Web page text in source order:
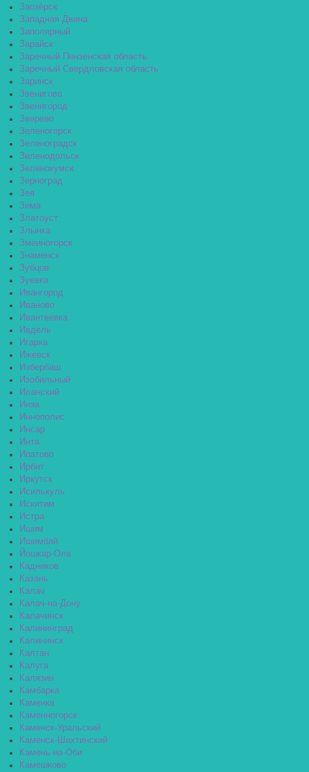
Заозёрск
Западная Двина
Заполярный
Зарайск
Заречный Пензенская область
Заречный Свердловская область
Заринск
Звенигово
Звенигород
Зверево
Зеленогорск
Зеленоградск
Зеленодольск
Зеленокумск
Зерноград
Зея
Зима
Златоуст
Злынка
Змеиногорск
Знаменск
Зубцов
Зуевка
Ивангород
Иваново
Ивантеевка
Ивдель
Игарка
Ижевск
Избербаш
Изобильный
Иланский
Инза
Иннополис
Инсар
Инта
Ипатово
Ирбит
Иркутск
Исилькуль
Искитим
Истра
Ишим
Ишимбай
Йошкар-Ола
Кадников
Казань
Калач
Калач-на-Дону
Калачинск
Калининград
Калининск
Калтан
Калуга
Калязин
Камбарка
Каменка
Каменногорск
Каменск-Уральский
Каменск-Шахтинский
Камень-на-Оби
Камешково